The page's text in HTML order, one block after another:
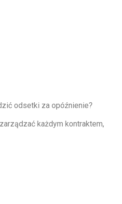
odsetki za opóźnienie?
każdym kontraktem,